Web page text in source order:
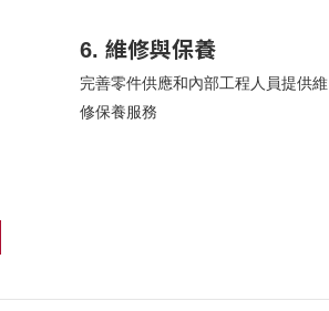
6. 維修與保養
完善零件供應和內部工程人員提供維
修保養服務